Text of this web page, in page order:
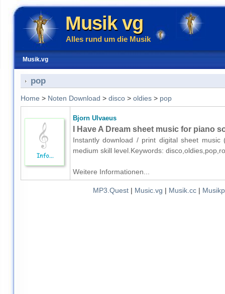
Musik vg
Alles rund um die Musik
Musik.vg
pop
Home > Noten Download > disco> oldies> pop
Bjorn Ulvaeus
I Have A Dream sheet music for piano
Instantly download / print digital sheet
medium skill level.Keywords:
Weitere Informationen...
MP3.Quest| Music.vg | Musik.cc|